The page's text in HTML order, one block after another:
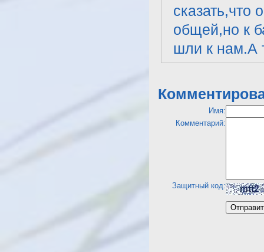
сказать,что
общей,но к
шли к нам.А
Имя:
Комментарий:
Защитный код: